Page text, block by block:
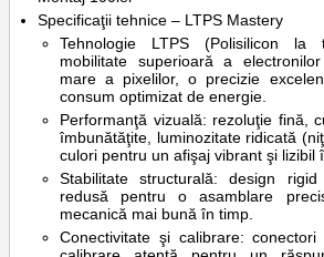
Specificaţii tehnice – LTPS Mastery
Tehnologie LTPS (Polisilicon la
mobilitate superioară a
mare a pixelilor, o precizie
consum optimizat de energie.
Performanţă vizuală: rezoluţie fină,
îmbunătăţite, luminozitate ridicată
culori pentru un afişaj vibrant şi lizibil
Stabilitate structurală: design
redusă pentru o asamblare
mecanică mai bună în timp.
Conectivitate şi calibrare: